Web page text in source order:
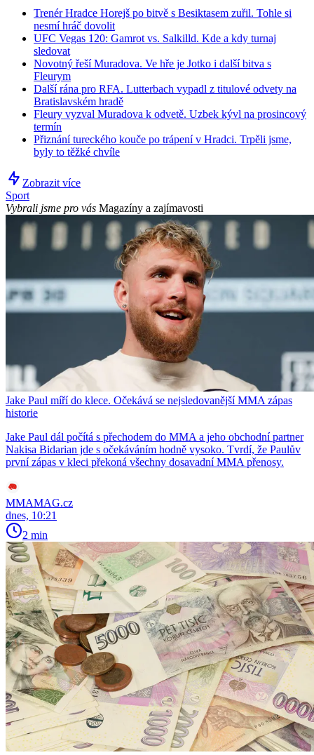
Trenér Hradce Horejš po bitvě s Besiktasem zuřil. Tohle si
nesmí hráč dovolit
UFC Vegas 120: Gamrot vs. Salkilld. Kde a kdy turnaj
sledovat
Novotný řeší Muradova. Ve hře je Jotko i další bitva s
Fleurym
Další rána pro RFA. Lutterbach vypadl z titulové odvety na
Bratislavském hradě
Fleury vyzval Muradova k odvetě. Uzbek kývl na prosincový
termín
Přiznání tureckého kouče po trápení v Hradci. Trpěli jsme,
byly to těžké chvíle
Zobrazit více
Sport
Vybrali jsme pro vás Magazíny a zajímavosti
Jake Paul míří do klece. Očekává se nejsledovanější MMA zápas
historie
Jake Paul dál počítá s přechodem do MMA a jeho obchodní partner
Nakisa Bidarian jde s očekáváním hodně vysoko. Tvrdí, že Paulův
první zápas v kleci překoná všechny dosavadní MMA přenosy.
MMAMAG.cz
dnes, 10:21
2 min